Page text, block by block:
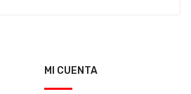
MI CUENTA